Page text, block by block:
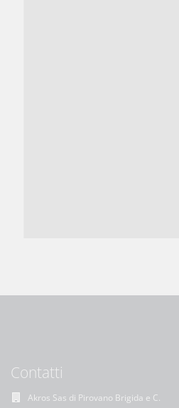
Contatti
Akros Sas di Pirovano Brigida e C.